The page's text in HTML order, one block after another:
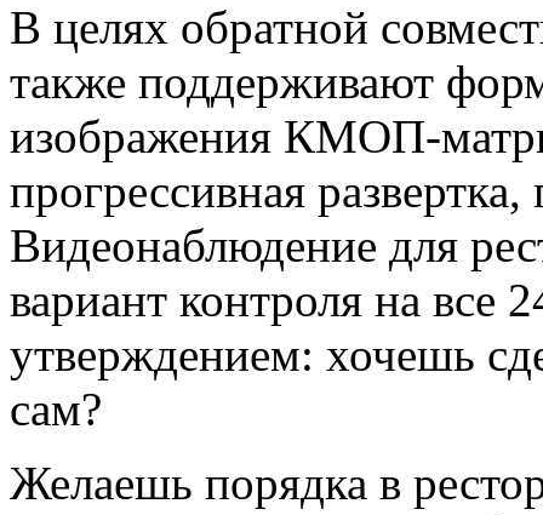
В целях обратной
также поддерживают
изображения КМОП-
прогрессивная
Видеонаблюдение для
вариант контроля на все
утверждением: хочешь
сам?
Желаешь порядка в